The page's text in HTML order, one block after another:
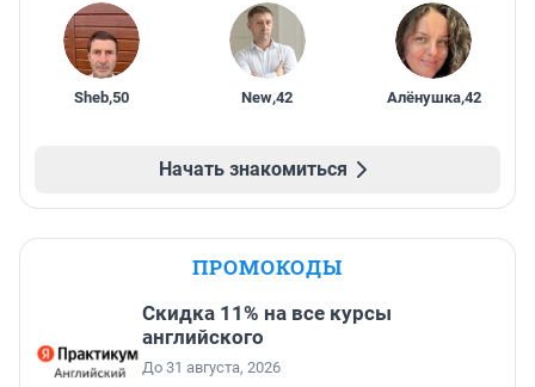
Sheb,50 New,42 Алёнушка,42
Начать знакомиться
ПРОМОКОДЫ
Скидка 11% на все курсы
английского
До 31 августа, 2026